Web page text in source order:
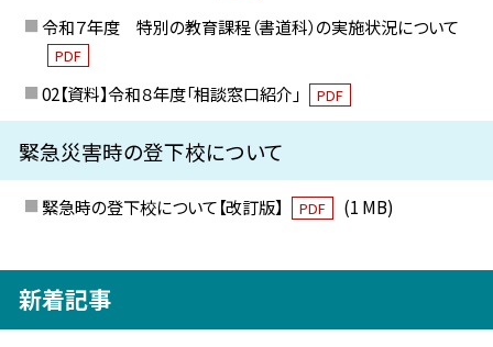
令和７年度 特別の教育課程（書道科）の実施状況について
PDF
02【資料】令和８年度「相談窓口紹介」 PDF
緊急災害時の登下校について
緊急時の登下校について【改訂版】 PDF (1 MB)
新着記事